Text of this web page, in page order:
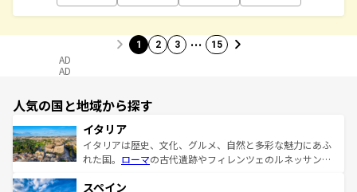
1 2 3 … 15
AD
AD
人気の国と地域から探す
イタリア
イタリアは歴史、文化、グルメ、自然と多彩な魅力にあふ
れた国。 ローマの古代遺跡やフィレンツェのルネッサンス
ろん、トスカーナの美しい田園風景やアマルフィ海岸の絶
スペイン